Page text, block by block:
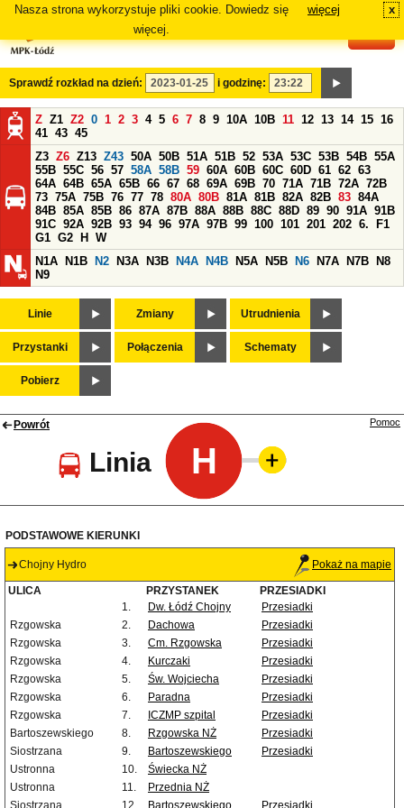
Nasza strona wykorzystuje pliki cookie. Dowiedz się
więcej.
więcej x
Sprawdź rozkład na dzień: i godzinę:
Z Z1 Z2 0 1 2 3 4 5 6 7 8 9 10A 10B 11 12 13 14 15 16
41 43 45
Z3 Z6 Z13 Z43 50A 50B 51A 51B 52 53A 53C 53B 54B 55A
55B 55C 56 57 58A 58B 59 60A 60B 60C 60D 61 62 63
64A 64B 65A 65B 66 67 68 69A 69B 70 71A 71B 72A 72B
73 75A 75B 76 77 78 80A 80B 81A 81B 82A 82B 83 84A
84B 85A 85B 86 87A 87B 88A 88B 88C 88D 89 90 91A 91B
91C 92A 92B 93 94 96 97A 97B 99 100 101 201 202 6.
F1
G1 G2 H
W
N1A
N1B N2 N3A N3B N4A N4B N5A N5B N6 N7A N7B
N8
N9
Linie Zmiany Utrudnienia
Przystanki Połączenia Schematy
Pobierz
Powrót
Linia H
Pomoc
PODSTAWOWE KIERUNKI
Chojny Hydro Pokaż na mapie
ULICA PRZYSTANEK
PRZESIADKI
1.
Dw. Łódź Chojny
Przesiadki
Rzgowska
2. Dachowa
Przesiadki
Rzgowska
3. Cm. Rzgowska
Przesiadki
Rzgowska
4. Kurczaki
Przesiadki
Rzgowska
5. Św. Wojciecha
Przesiadki
Rzgowska
6. Paradna
Przesiadki
Rzgowska
7. ICZMP szpital
Przesiadki
Bartoszewskiego
8. Rzgowska NŻ
Przesiadki
Siostrzana
9. Bartoszewskiego
Przesiadki
Ustronna
10.
Świecka NŻ
Ustronna
11.
Przednia NŻ
Siostrzana
12. Bartoszewskiego Przesiadki